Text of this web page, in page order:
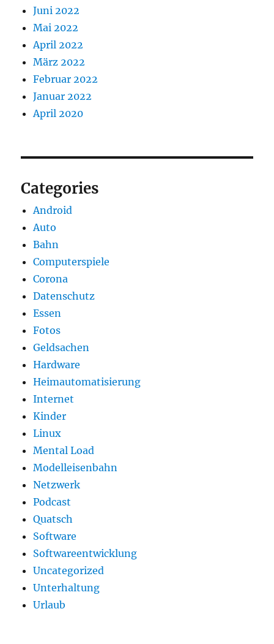
Juni 2022
Mai 2022
April 2022
März 2022
Februar 2022
Januar 2022
April 2020
Categories
Android
Auto
Bahn
Computerspiele
Corona
Datenschutz
Essen
Fotos
Geldsachen
Hardware
Heimautomatisierung
Internet
Kinder
Linux
Mental Load
Modelleisenbahn
Netzwerk
Podcast
Quatsch
Software
Softwareentwicklung
Uncategorized
Unterhaltung
Urlaub